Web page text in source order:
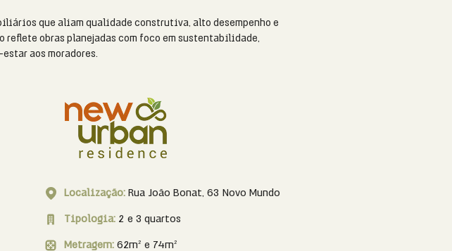
que aliam qualidade construtiva, alto desempenho e
obras planejadas com foco em sustentabilidade,
aos moradores.
Localização: Rua João Bonat, 63 Novo Mundo
Tipologia: 2 e 3 quartos
Metragem:62m² e 74m²